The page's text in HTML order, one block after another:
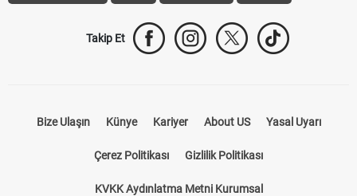
Takip Et
Bize Ulaşın Künye Kariyer About US Yasal Uyarı
Çerez Politikası Gizlilik Politikası
KVKK Aydınlatma Metni Kurumsal